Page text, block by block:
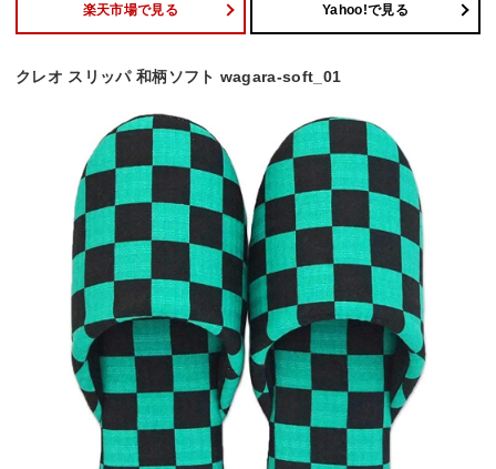
楽天市場で見る Yahoo!で見る
クレオ スリッパ 和柄ソフト wagara-soft_01